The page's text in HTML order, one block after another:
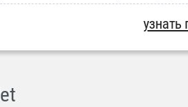
узнать